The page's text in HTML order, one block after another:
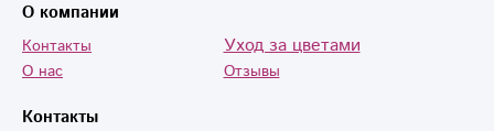
Контакты
О компании
Контакты
О нас
Уход за цветами
Отзывы